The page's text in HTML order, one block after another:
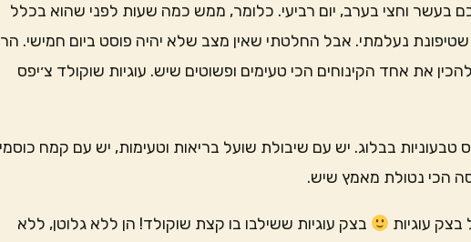
בעשר וחצי בערב, יום רביעי. כלומר, ממש כמה שעות לפני שהוא בכלל
נעלמתי. אבל החלטתי שאין מצב שלא יהיה פוסט ביום חמישי.
את אחד הקינוחים הכי טעימים ופשוטים שיש. עוגיות שוקולד צ׳יפס
טבעוניות בבלוג. יש עם שיבולת שועל בריאות וטעימות, יש עם קמח
הכי נטולת מאמץ שיש.
עוגיות
בצק עוגיות ששילבו בו קצת שוקולד! הן ללא גלוטן, ללא